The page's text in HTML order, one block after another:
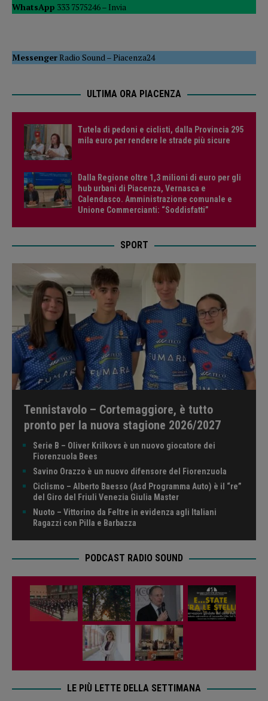
WhatsApp 333 7575246 – Invia
MessengerRadio Sound –Piacenza24
ULTIMA ORA PIACENZA
Tutela di pedoni e ciclisti, dalla Provincia 295
mila euro per rendere le strade più sicure
Dalla Regione oltre 1,3 milioni di euro per gli
hub urbani di Piacenza, Vernasca e
Calendasco. Amministrazione comunale e
Unione Commercianti: “Soddisfatti”
SPORT
Tennistavolo – Cortemaggiore, è tutto
pronto per la nuova stagione 2026/2027
Serie B – Oliver Krilkovs è un nuovo giocatore dei
Fiorenzuola Bees
Savino Orazzo è un nuovo difensore del Fiorenzuola
Ciclismo – Alberto Baesso (Asd Programma Auto) è il “re”
del Giro del Friuli Venezia Giulia Master
Nuoto – Vittorino da Feltre in evidenza agli Italiani
Ragazzi con Pilla e Barbazza
PODCAST RADIO SOUND
LE PIÙ LETTE DELLA SETTIMANA